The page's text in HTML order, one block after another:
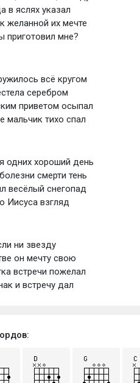
в яслях указал
желанной их мечте
приготовил мне?
всё кругом
серебром
приветом осыпал
мальчик тихо спал
одних хороший день
смерти тень
весёлый снегопад
Иисуса взгляд
ни звезду
он мечту свою
встречи пожелал
и встречу дал